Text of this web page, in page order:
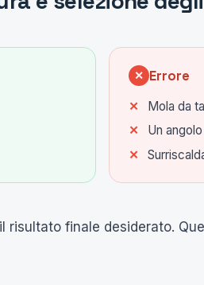
✕ Errore
Mola da
Un
finale desiderato.